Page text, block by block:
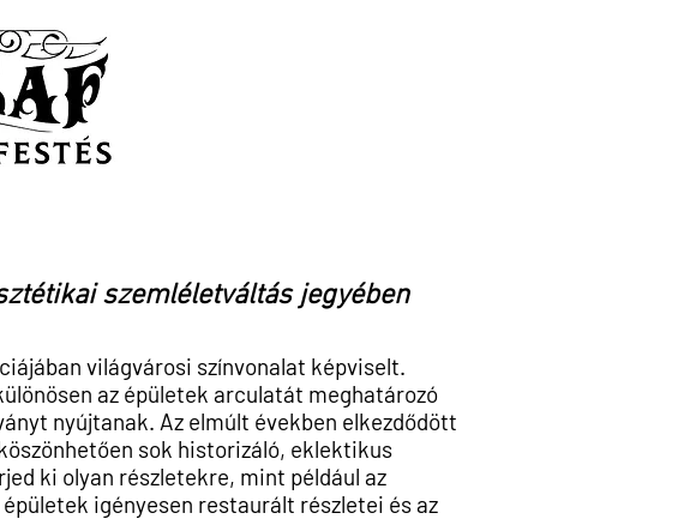
szemléletváltás jegyében
világvárosi színvonalat képviselt.
az épületek arculatát meghatározó
nyújtanak. Az elmúlt években elkezdődött
sok historizáló, eklektikus
ki olyan részletekre, mint például az
igényesen restaurált részletei és az